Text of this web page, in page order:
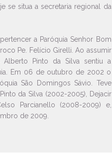
se situa a secretaria regional da
a Paróquia Senhor Bom
Pe. Felício Girelli. Ao assumir
Pinto da Silva sentiu a
Em 06 de outubro de 2002 o
São Domingos Sávio. Teve
da Silva (2002-2005), Dejacir
Parcianello (2008-2009) e,
de 2009.